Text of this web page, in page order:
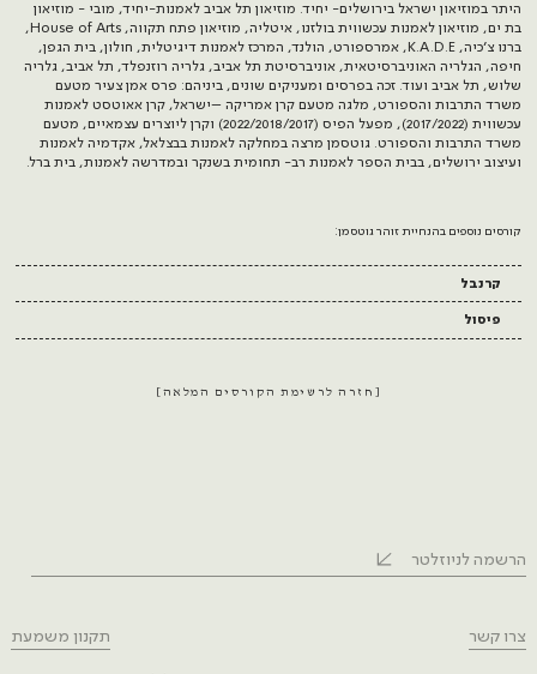
היתר במוזיאון ישראל בירושלים- יחיד. מוזיאון תל אביב לאמנות-יחיד, מובי - מוזיאון
בת ים, מוזיאון לאמנות עכשווית בולזנו, איטליה, מוזיאון פתח תקווה, House of Arts,
ברנו צ׳כיה, K.A.D.E, אמרספורט, הולנד, המרכז לאמנות דיגיטלית, חולון, בית הגפן,
חיפה, הגלריה האוניברסיטאית, אוניברסיטת תל אביב, גלריה רוזנפלד, תל אביב, גלריה
שלוש, תל אביב ועוד. זכה בפרסים ומעניקים שונים, ביניהם: פרס אמן צעיר מטעם
משרד התרבות והספורט, מלגה מטעם קרן אמריקה –ישראל, קרן אאוטסט לאמנות
עכשווית (2017/2022), מפעל הפיס (2022/2018/2017) וקרן ליוצרים עצמאיים, מטעם
משרד התרבות והספורט. גוטסמן מרצה במחלקה לאמנות בבצלאל, אקדמיה לאמנות
ועיצוב ירושלים, בבית הספר לאמנות רב- תחומית בשנקר ובמדרשה לאמנות, בית ברל.
קורסים נוספים בהנחיית זוהר גוטסמן:
קרנבל
פיסול
חזרה לרשימת הקורסים המלאה
צרו קשר תקנון משמעת
הרשמה לניוזלטר